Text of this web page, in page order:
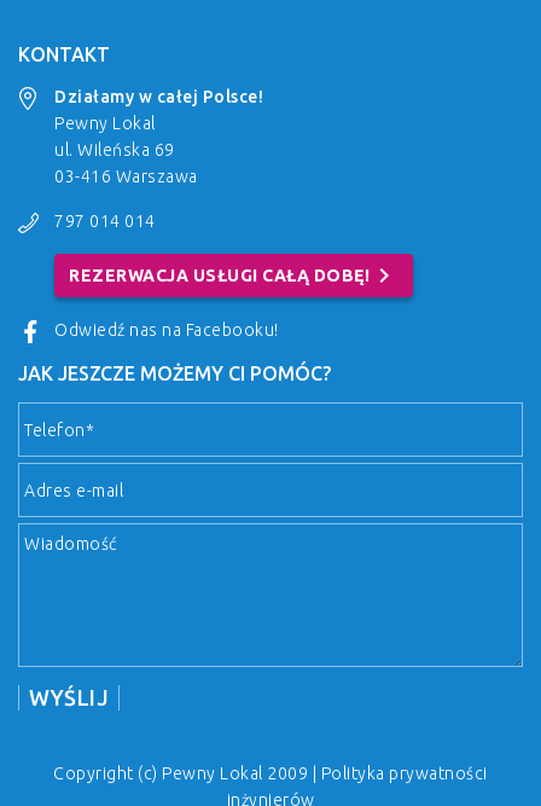
KONTAKT
Działamy w całej Polsce!
Pewny Lokal
ul. Wileńska 69
03-416 Warszawa
797 014 014
REZERWACJA USŁUGI CAŁĄ DOBĘ! chevron_right
Odwiedź nas na Facebooku!
JAK JESZCZE MOŻEMY CI POMÓC?
Copyright (c) Pewny Lokal 2009 | Polityka prywatności
inżynierów